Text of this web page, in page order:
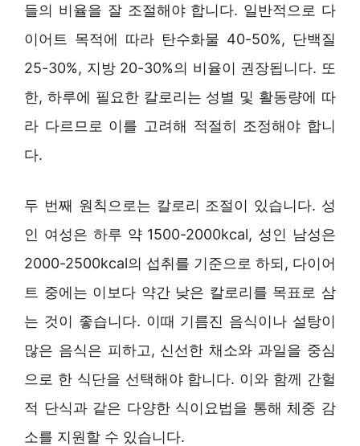
들의 비율을 잘 조절해야 합니다. 일반적으로 다
이어트 목적에 따라 탄수화물 40-50%, 단백질
25-30%, 지방 20-30%의 비율이 권장됩니다. 또
한, 하루에 필요한 칼로리는 성별 및 활동량에 따
라 다르므로 이를 고려해 적절히 조정해야 합니
다.
두 번째 원칙으로는 칼로리 조절이 있습니다. 성
인 여성은 하루 약 1500-2000kcal, 성인 남성은
2000-2500kcal의 섭취를 기준으로 하되, 다이어
트 중에는 이보다 약간 낮은 칼로리를 목표로 삼
는 것이 좋습니다. 이때 기름진 음식이나 설탕이
많은 음식은 피하고, 신선한 채소와 과일을 중심
으로 한 식단을 선택해야 합니다. 이와 함께 간헐
적 단식과 같은 다양한 식이요법을 통해 체중 감
소를 지원할 수 있습니다.